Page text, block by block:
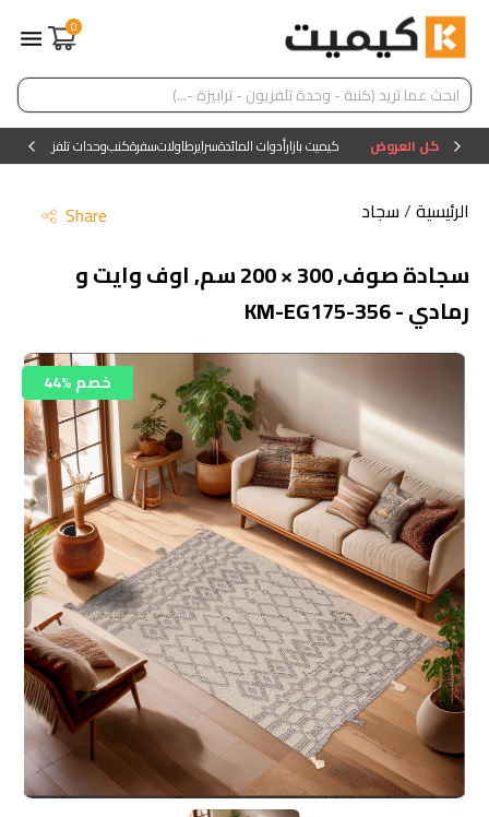
0
كل العروض كيميت بازارأدوات المائدةسرايرطاولاتسفرةكنبوحدات تلفزيون
الرئيسية/سجاد Share
سجادة صوف, 300 × 200 سم, اوف وايت و
رمادي - KM-EG175-356
44% خصم